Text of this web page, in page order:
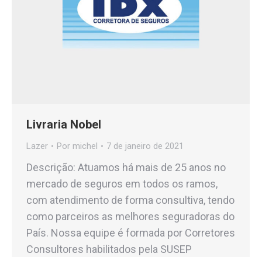
Livraria Nobel
Lazer Por michel 7 de janeiro de 2021
Descrição: Atuamos há mais de 25 anos no
mercado de seguros em todos os ramos,
com atendimento de forma consultiva, tendo
como parceiros as melhores seguradoras do
País. Nossa equipe é formada por Corretores
Consultores habilitados pela SUSEP